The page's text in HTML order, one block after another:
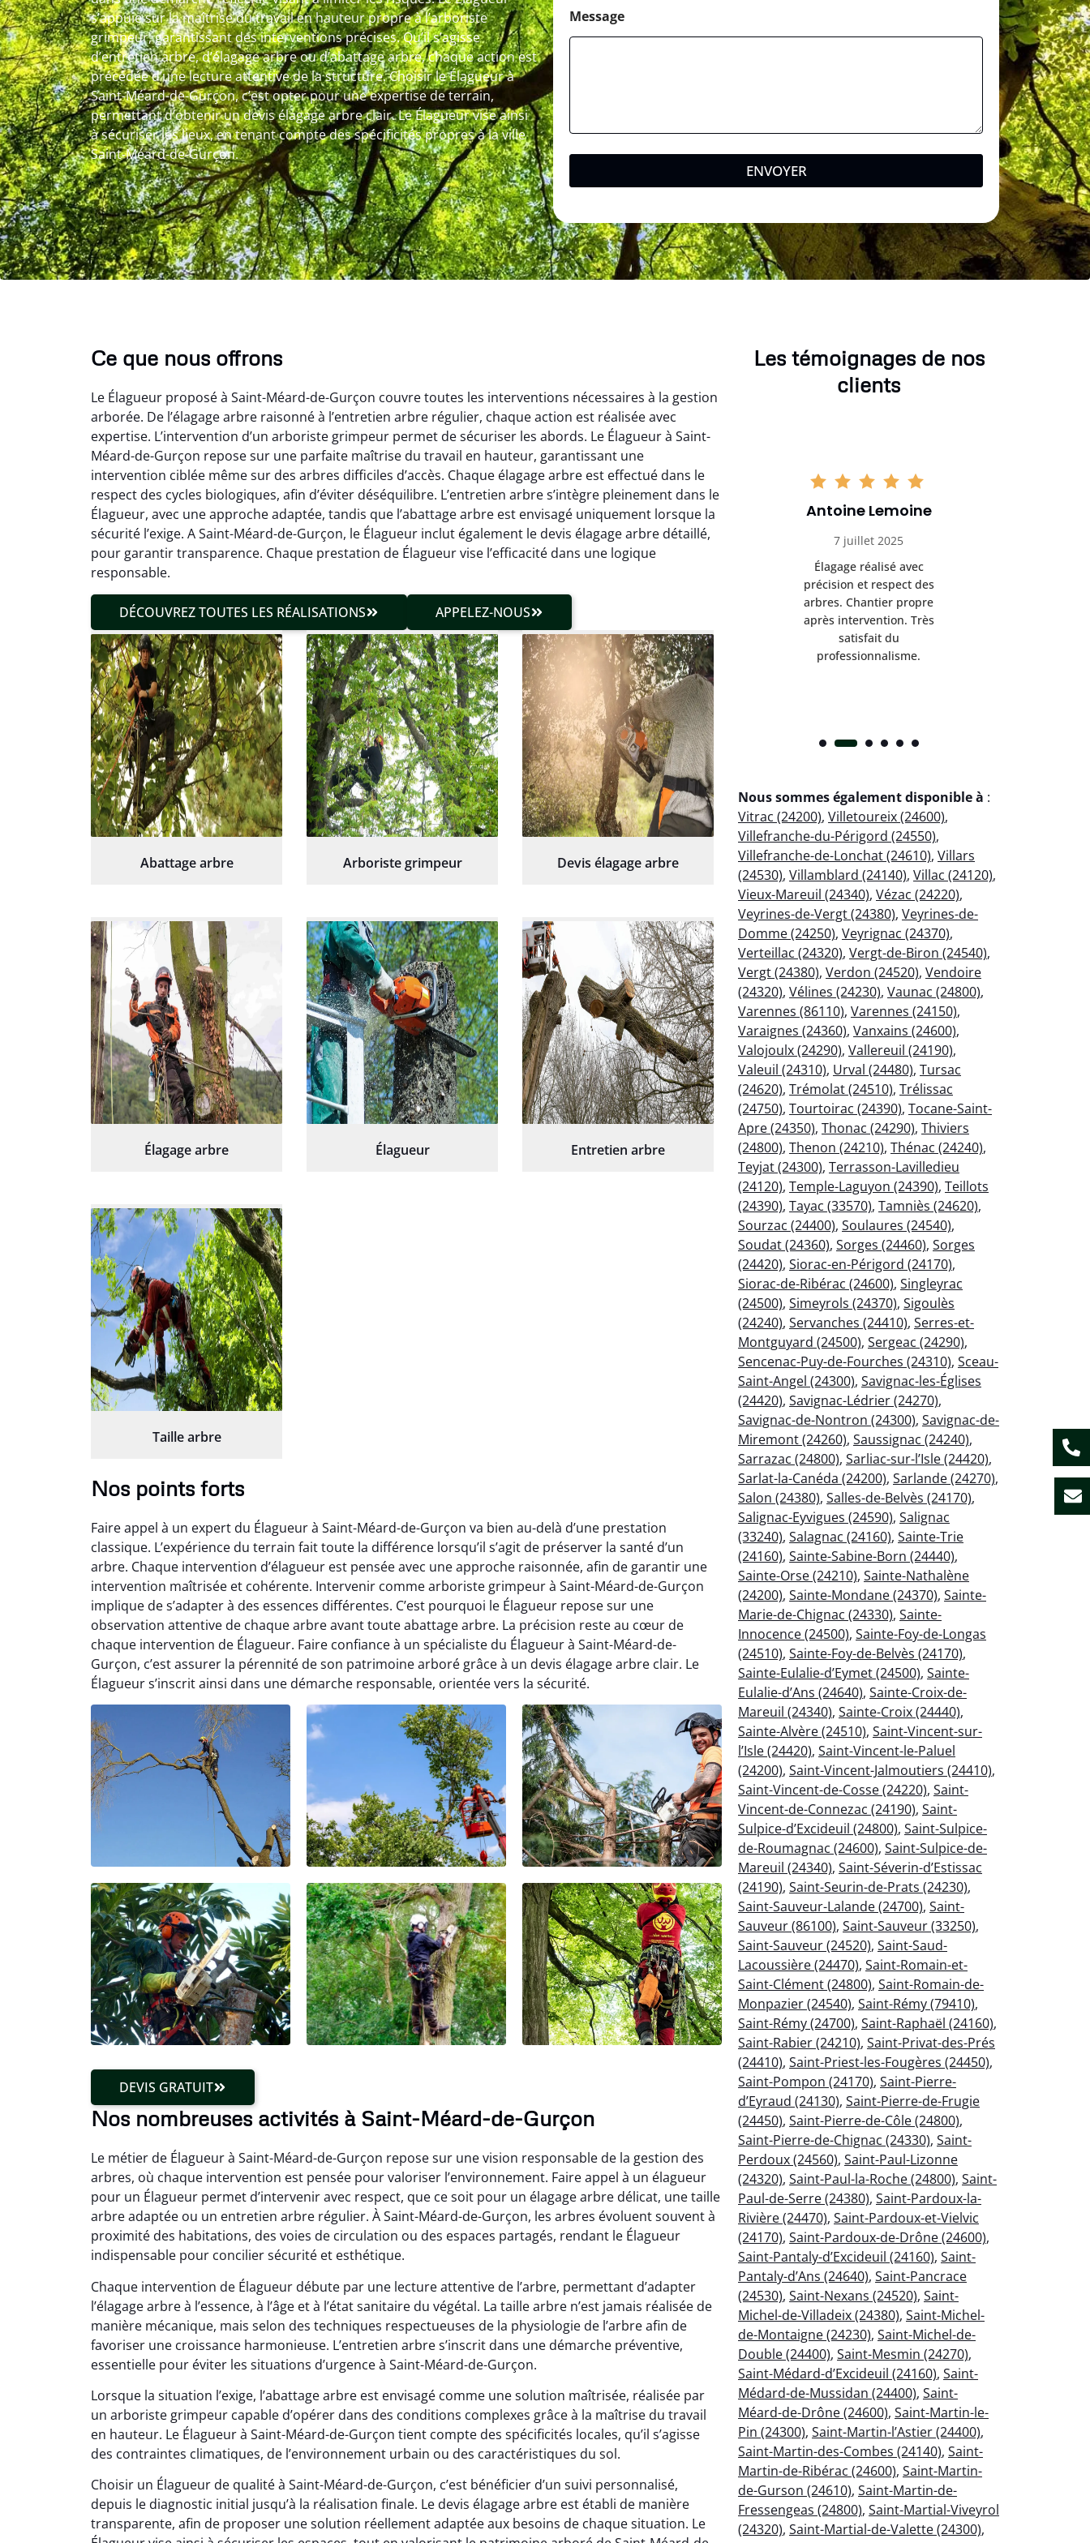
s’appuie sur la maîtrise du travail en hauteur propre à l’arboriste
grimpeur, garantissant des interventions précises. Qu’il s’agisse
d’entretien arbre, d’élagage arbre ou d’abattage arbre, chaque action est
précédée d’une lecture attentive de la structure. Choisir le Élagueur à
Saint-Méard-de-Gurçon, c’est opter pour une expertise de terrain,
permettant d’obtenir un devis élagage arbre clair. Le Élagueur vise ainsi
à sécuriser les lieux, en tenant compte des spécificités propres à la ville
Saint-Méard-de-Gurçon.
Message
ENVOYER
Ce que nous offrons
Le Élagueur proposé à Saint-Méard-de-Gurçon couvre toutes les interventions nécessaires à la gestion
arborée. De l’élagage arbre raisonné à l’entretien arbre régulier, chaque action est réalisée avec
expertise. L’intervention d’un arboriste grimpeur permet de sécuriser les abords. Le Élagueur à Saint-
Méard-de-Gurçon repose sur une parfaite maîtrise du travail en hauteur, garantissant une
intervention ciblée même sur des arbres difficiles d’accès. Chaque élagage arbre est effectué dans le
respect des cycles biologiques, afin d’éviter déséquilibre. L’entretien arbre s’intègre pleinement dans le
Élagueur, avec une approche adaptée, tandis que l’abattage arbre est envisagé uniquement lorsque la
sécurité l’exige. A Saint-Méard-de-Gurçon, le Élagueur inclut également le devis élagage arbre détaillé,
pour garantir transparence. Chaque prestation de Élagueur vise l’efficacité dans une logique
responsable.
DÉCOUVREZ TOUTES LES RÉALISATIONS APPELEZ-NOUS
Abattage arbre Arboriste grimpeur Devis élagage arbre
Élagage arbre Élagueur Entretien arbre
Taille arbre
Nos points forts
Faire appel à un expert du Élagueur à Saint-Méard-de-Gurçon va bien au-delà d’une prestation
classique. L’expérience du terrain fait toute la différence lorsqu’il s’agit de préserver la santé d’un
arbre. Chaque intervention d’élagueur est pensée avec une approche raisonnée, afin de garantir une
intervention maîtrisée et cohérente. Intervenir comme arboriste grimpeur à Saint-Méard-de-Gurçon
implique de s’adapter à des essences différentes. C’est pourquoi le Élagueur repose sur une
observation attentive de chaque arbre avant toute abattage arbre. La précision reste au cœur de
chaque intervention de Élagueur. Faire confiance à un spécialiste du Élagueur à Saint-Méard-de-
Gurçon, c’est assurer la pérennité de son patrimoine arboré grâce à un devis élagage arbre clair. Le
Élagueur s’inscrit ainsi dans une démarche responsable, orientée vers la sécurité.
DEVIS GRATUIT
Nos nombreuses activités à Saint-Méard-de-Gurçon
Le métier de Élagueur à Saint-Méard-de-Gurçon repose sur une vision responsable de la gestion des
arbres, où chaque intervention est pensée pour valoriser l’environnement. Faire appel à un élagueur
pour un Élagueur permet d’intervenir avec respect, que ce soit pour un élagage arbre délicat, une taille
arbre adaptée ou un entretien arbre régulier. À Saint-Méard-de-Gurçon, les arbres évoluent souvent à
proximité des habitations, des voies de circulation ou des espaces partagés, rendant le Élagueur
indispensable pour concilier sécurité et esthétique.
Chaque intervention de Élagueur débute par une lecture attentive de l’arbre, permettant d’adapter
l’élagage arbre à l’essence, à l’âge et à l’état sanitaire du végétal. La taille arbre n’est jamais réalisée de
manière mécanique, mais selon des techniques respectueuses de la physiologie de l’arbre afin de
favoriser une croissance harmonieuse. L’entretien arbre s’inscrit dans une démarche préventive,
essentielle pour éviter les situations d’urgence à Saint-Méard-de-Gurçon.
Lorsque la situation l’exige, l’abattage arbre est envisagé comme une solution maîtrisée, réalisée par
un arboriste grimpeur capable d’opérer dans des conditions complexes grâce à la maîtrise du travail
en hauteur. Le Élagueur à Saint-Méard-de-Gurçon tient compte des spécificités locales, qu’il s’agisse
des contraintes climatiques, de l’environnement urbain ou des caractéristiques du sol.
Choisir un Élagueur de qualité à Saint-Méard-de-Gurçon, c’est bénéficier d’un suivi personnalisé,
depuis le diagnostic initial jusqu’à la réalisation finale. Le devis élagage arbre est établi de manière
transparente, afin de proposer une solution réellement adaptée aux besoins de chaque situation. Le
Les témoignages de nos
clients
Mathieu Roussel
19 décembre 2025
conditions compliquées. Le
résultat est exactement
conforme à mes attentes.
Julien Caradec
18 juin 2025
Intervention sécurisée,
maîtrisée. Résultat
impeccable.
Antoine Lemoine
7 juillet 2025
Élagage réalisé avec
précision et respect des
arbres. Chantier propre
après intervention. Très
satisfait du
professionnalisme.
Nous sommes également disponible à :
Vitrac (24200), Villetoureix (24600),
Villefranche-du-Périgord (24550),
Villefranche-de-Lonchat (24610), Villars
(24530), Villamblard (24140), Villac (24120),
Vieux-Mareuil (24340), Vézac (24220),
Veyrines-de-Vergt (24380), Veyrines-de-
Domme (24250), Veyrignac (24370),
Verteillac (24320), Vergt-de-Biron (24540),
Vergt (24380), Verdon (24520), Vendoire
(24320), Vélines (24230), Vaunac (24800),
Varennes (86110), Varennes (24150),
Varaignes (24360), Vanxains (24600),
Valojoulx (24290), Vallereuil (24190),
Valeuil (24310), Urval (24480), Tursac
(24620), Trémolat (24510), Trélissac
(24750), Tourtoirac (24390), Tocane-Saint-
Apre (24350), Thonac (24290), Thiviers
(24800), Thenon (24210), Thénac (24240),
Teyjat (24300), Terrasson-Lavilledieu
(24120), Temple-Laguyon (24390), Teillots
(24390), Tayac (33570), Tamniès (24620),
Sourzac (24400), Soulaures (24540),
Soudat (24360), Sorges (24460), Sorges
(24420), Siorac-en-Périgord (24170),
Siorac-de-Ribérac (24600), Singleyrac
(24500), Simeyrols (24370), Sigoulès
(24240), Servanches (24410), Serres-et-
Montguyard (24500), Sergeac (24290),
Sencenac-Puy-de-Fourches (24310), Sceau-
Saint-Angel (24300), Savignac-les-Églises
(24420), Savignac-Lédrier (24270),
Savignac-de-Nontron (24300), Savignac-de-
Miremont (24260), Saussignac (24240),
Sarrazac (24800), Sarliac-sur-l’Isle (24420),
Sarlat-la-Canéda (24200), Sarlande (24270),
Salon (24380), Salles-de-Belvès (24170),
Salignac-Eyvigues (24590), Salignac
(33240), Salagnac (24160), Sainte-Trie
(24160), Sainte-Sabine-Born (24440),
Sainte-Orse (24210), Sainte-Nathalène
(24200), Sainte-Mondane (24370), Sainte-
Marie-de-Chignac (24330), Sainte-
Innocence (24500), Sainte-Foy-de-Longas
(24510), Sainte-Foy-de-Belvès (24170),
Sainte-Eulalie-d’Eymet (24500), Sainte-
Eulalie-d’Ans (24640), Sainte-Croix-de-
Mareuil (24340), Sainte-Croix (24440),
Sainte-Alvère (24510), Saint-Vincent-sur-
l’Isle (24420), Saint-Vincent-le-Paluel
(24200), Saint-Vincent-Jalmoutiers (24410),
Saint-Vincent-de-Cosse (24220), Saint-
Vincent-de-Connezac (24190), Saint-
Sulpice-d’Excideuil (24800), Saint-Sulpice-
de-Roumagnac (24600), Saint-Sulpice-de-
Mareuil (24340), Saint-Séverin-d’Estissac
(24190), Saint-Seurin-de-Prats (24230),
Saint-Sauveur-Lalande (24700), Saint-
Sauveur (86100), Saint-Sauveur (33250),
Saint-Sauveur (24520), Saint-Saud-
Lacoussière (24470), Saint-Romain-et-
Saint-Clément (24800), Saint-Romain-de-
Monpazier (24540), Saint-Rémy (79410),
Saint-Rémy (24700), Saint-Raphaël (24160),
Saint-Rabier (24210), Saint-Privat-des-Prés
(24410), Saint-Priest-les-Fougères (24450),
Saint-Pompon (24170), Saint-Pierre-
d’Eyraud (24130), Saint-Pierre-de-Frugie
(24450), Saint-Pierre-de-Côle (24800),
Saint-Pierre-de-Chignac (24330), Saint-
Perdoux (24560), Saint-Paul-Lizonne
(24320), Saint-Paul-la-Roche (24800), Saint-
Paul-de-Serre (24380), Saint-Pardoux-la-
Rivière (24470), Saint-Pardoux-et-Vielvic
(24170), Saint-Pardoux-de-Drône (24600),
Saint-Pantaly-d’Excideuil (24160), Saint-
Pantaly-d’Ans (24640), Saint-Pancrace
(24530), Saint-Nexans (24520), Saint-
Michel-de-Villadeix (24380), Saint-Michel-
de-Montaigne (24230), Saint-Michel-de-
Double (24400), Saint-Mesmin (24270),
Saint-Médard-d’Excideuil (24160), Saint-
Médard-de-Mussidan (24400), Saint-
Méard-de-Drône (24600), Saint-Martin-le-
Pin (24300), Saint-Martin-l’Astier (24400),
Saint-Martin-des-Combes (24140), Saint-
Martin-de-Ribérac (24600), Saint-Martin-
de-Gurson (24610), Saint-Martin-de-
Fressengeas (24800), Saint-Martial-Viveyrol
(24320), Saint-Martial-de-Valette (24300),